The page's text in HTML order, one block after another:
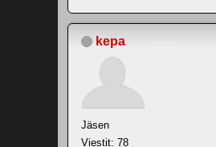
kepa
Jäsen
Viestit: 78